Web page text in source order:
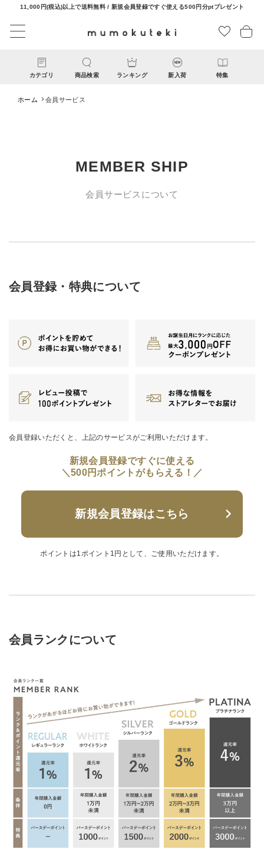
11,000円(税込)以上で送料無料 / 新規会員登録ですぐ使える500円分ptプレゼント
カテゴリ 商品検索 ランキング 新入荷 特集
リビング雑貨
ギフト
CONTENTS
ショップリスト
ホーム 会員サービス
MEMBER SHIP
会員サービスについて
会員登録・特典について
会員登録いただくと、上記のサービスがご利用いただけます。
新規会員登録ですぐに使える
＼500円ポイントがもらえる！／
新規会員登録はこちら
ポイントは1ポイント1円として、ご使用いただけます。
会員ランクについて